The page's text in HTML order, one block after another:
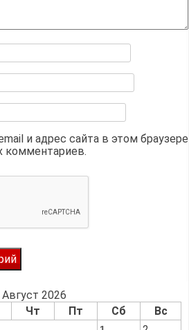
и адрес сайта в этом браузере
комментариев.
Август 2026
Чт Пт Сб Вс